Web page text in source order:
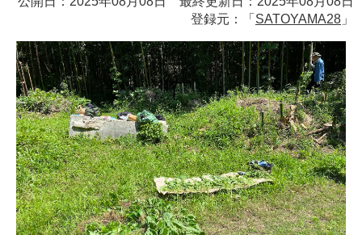
登録元：「 SATOYAMA28 」